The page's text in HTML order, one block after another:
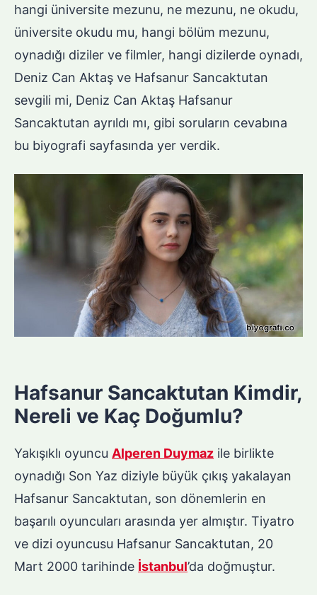
hangi üniversite mezunu, ne mezunu, ne okudu,
üniversite okudu mu, hangi bölüm mezunu,
oynadığı diziler ve filmler, hangi dizilerde oynadı,
Deniz Can Aktaş ve Hafsanur Sancaktutan
sevgili mi, Deniz Can Aktaş Hafsanur
Sancaktutan ayrıldı mı, gibi soruların cevabına
bu biyografi sayfasında yer verdik.
Hafsanur Sancaktutan Kimdir,
Nereli ve Kaç Doğumlu?
Yakışıklı oyuncu Alperen Duymaz ile birlikte
oynadığı Son Yaz diziyle büyük çıkış yakalayan
Hafsanur Sancaktutan, son dönemlerin en
başarılı oyuncuları arasında yer almıştır. Tiyatro
ve dizi oyuncusu Hafsanur Sancaktutan, 20
Mart 2000 tarihinde İstanbul’da doğmuştur.